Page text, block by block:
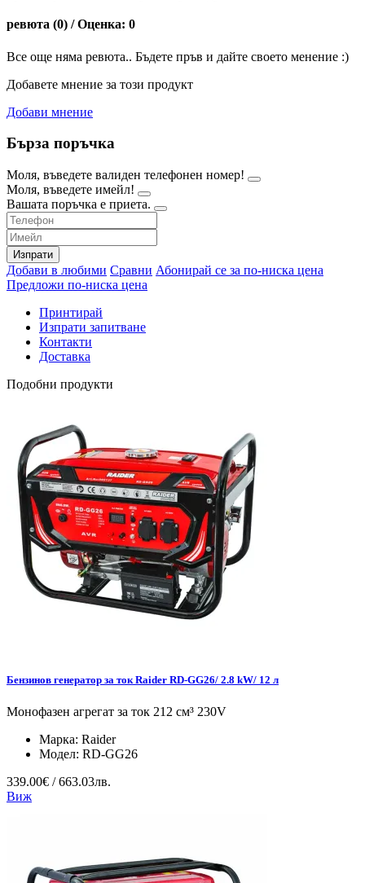
ревюта (0) / Оценка: 0
Все още няма ревюта.. Бъдете пръв и дайте своето менение :)
Добавете мнение за този продукт
Добави мнение
Бърза поръчка
Моля, въведете валиден телефонен номер!
Моля, въведете имейл!
Вашата поръчка е приета.
Изпрати
Добави в любими Сравни Абонирай се за по-ниска цена
Предложи по-ниска цена
Принтирай
Изпрати запитване
Контакти
Доставка
Подобни продукти
Бензинов генератор за ток Raider RD-GG26/ 2.8 kW/ 12 л
Монофазен агрегат за ток 212 см³ 230V
Марка: Raider
Модел: RD-GG26
339.00€ / 663.03лв.
Виж